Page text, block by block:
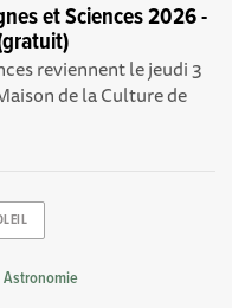
et Sciences 2026 -
reviennent le jeudi 3
de la Culture de
Astronomie